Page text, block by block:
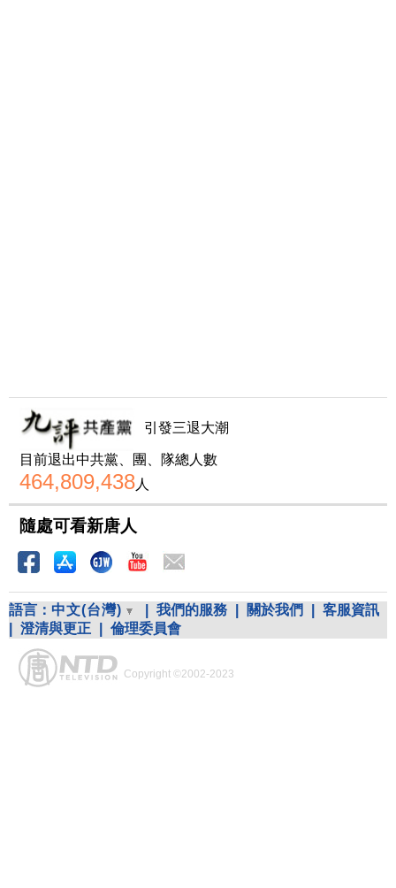
引發三退大潮
目前退出中共黨、團、隊總人數
464,809,438人
隨處可看新唐人
語言： 中文(台灣) 我們的服務 關於我們
客服資訊
澄清與更正 倫理委員會
Copyright ©2002-2023